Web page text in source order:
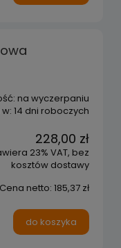
na wyczerpaniu
14 dni roboczych
228,00 zł
23% VAT, bez
kosztów dostawy
Cena netto: 185,37 zł
do koszyka